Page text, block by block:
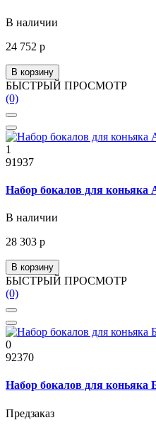
В наличии
24 752 р
В корзину
БЫСТРЫЙ ПРОСМОТР
(0)
1
91937
Набор бокалов для коньяка
В наличии
28 303 р
В корзину
БЫСТРЫЙ ПРОСМОТР
(0)
0
92370
Набор бокалов для коньяка
Предзаказ